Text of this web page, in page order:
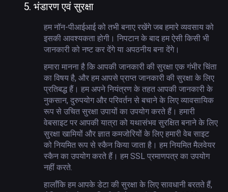
5. भंडारण एवं सुरक्षा
हम नॉन-पीआईआई को तभी बनाए रखेंगे जब हमारे व्यवसाय को
इसकी आवश्यकता होगी। निपटान के बाद हम ऐसी किसी भी
जानकारी को नष्ट कर देंगे या अपठनीय बना देंगे।
हमारा मानना है कि आपकी जानकारी की सुरक्षा एक गंभीर चिंता
का विषय है, और हम आपसे प्राप्त जानकारी की सुरक्षा के लिए
प्रतिबद्ध हैं। हम अपने नियंत्रण के तहत आपकी जानकारी के
नुकसान, दुरुपयोग और परिवर्तन से बचाने के लिए व्यावसायिक
रूप से उचित सुरक्षा उपायों का उपयोग करते हैं। हमारी
वेबसाइट पर आपकी यात्रा को यथासंभव सुरक्षित बनाने के लिए
सुरक्षा खामियों और ज्ञात कमजोरियों के लिए हमारी वेब साइट
को नियमित रूप से स्कैन किया जाता है। हम नियमित मैलवेयर
स्कैन का उपयोग करते हैं। हम SSL प्रमाणपत्र का उपयोग
नहीं करते.
हालाँकि हम आपके डेटा की सुरक्षा के लिए सावधानी बरतते हैं,